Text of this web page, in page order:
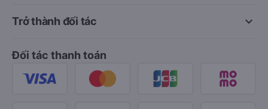
keyboard_arrow_down
Trở thành đối tác
Đối tác thanh toán